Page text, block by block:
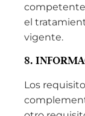
competente
el
vigente.
8.
Los